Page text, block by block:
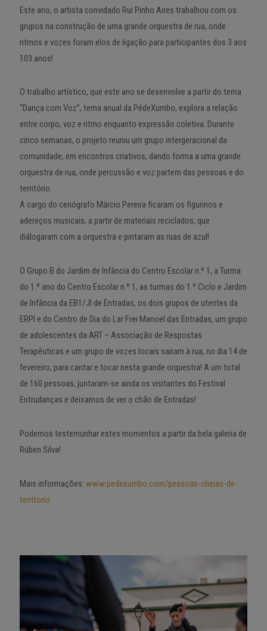
Este ano, o artista convidado Rui Pinho Aires trabalhou com os
grupos na construção de uma grande orquestra de rua, onde
ritmos e vozes foram elos de ligação para participantes dos 3 aos
103 anos!
O trabalho artístico, que este ano se desenvolve a partir do tema
“Dança com Voz”, tema anual da PédeXumbo, explora a relação
entre corpo, voz e ritmo enquanto expressão coletiva. Durante
cinco semanas, o projeto reuniu um grupo intergeracional da
comunidade, em encontros criativos, dando forma a uma grande
orquestra de rua, onde percussão e voz partem das pessoas e do
território.
A cargo do cenógrafo Márcio Pereira ficaram os figurinos e
adereços musicais, a partir de materiais reciclados, que
diálogaram com a orquestra e pintaram as ruas de azul!
O Grupo B do Jardim de Infância do Centro Escolar n.º 1, a Turma
do 1.º ano do Centro Escolar n.º 1, as turmas do 1.º Ciclo e Jardim
de Infância da EB1/JI de Entradas, os dois grupos de utentes da
ERPI e do Centro de Dia do Lar Frei Manoel das Entradas, um grupo
de adolescentes da ART – Associação de Respostas
Terapêuticas e um grupo de vozes locais sairam à rua, no dia 14 de
fevereiro, para cantar e tocar nesta grande orquestra! A um total
de 160 pessoas, juntaram-se ainda os visitantes do Festival
Entrudanças e deixamos de ver o chão de Entradas!
Podemos testemunhar estes momentos a partir da bela galeria de
Rúben Silva!
Mais informações: www.pedexumbo.com/pessoas-cheias-de-
territorio